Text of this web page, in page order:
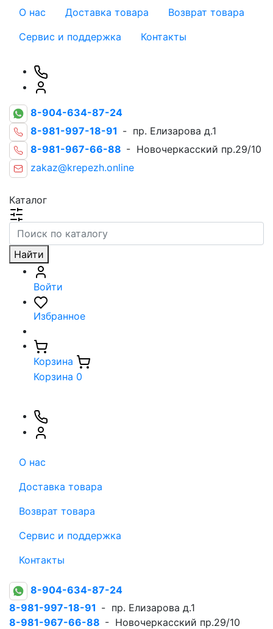
О нас Доставка товара
Возврат товара
Сервис и поддержка
Контакты
8-904-634-87-24
8-981-997-18-91 - пр. Елизарова д.1
8-981-967-66-88 - Новочеркасский пр.29/10
zakaz@krepezh.online
Каталог
Найти
Войти
Избранное
Корзина
Корзина 0
О нас
Доставка товара
Возврат товара
Сервис и поддержка
Контакты
8-904-634-87-24
8-981-997-18-91 - пр. Елизарова д.1
8-981-967-66-88 - Новочеркасский пр.29/10